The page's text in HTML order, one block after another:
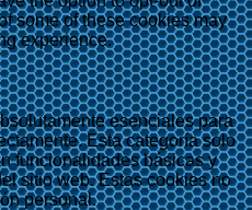
some of these cookies may
experience.
esenciales para
Esta categoría solo
funcionalidades básicas y
sitio web. Estas cookies no
personal.